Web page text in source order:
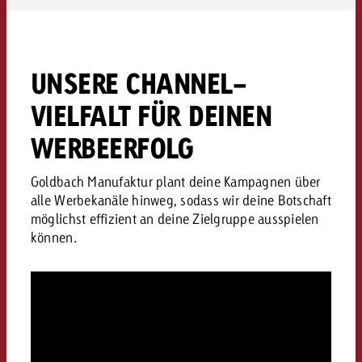
Kommunikations- und Geschäftsziele zu
erreichen und nicht nur um reine
Medialeistungswerte.
UNSERE CHANNEL-
VIELFALT FÜR DEINEN
WERBEERFOLG
Goldbach Manufaktur plant deine Kampagnen über
alle Werbekanäle hinweg, sodass wir deine Botschaft
möglichst effizient an deine Zielgruppe ausspielen
können.